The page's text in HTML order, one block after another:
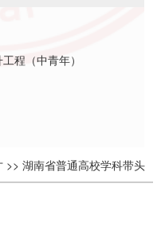
程（中青年）
>> 湖南省普通高校学科带头